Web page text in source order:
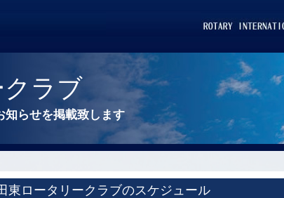
ラブ
知らせを掲載致します
東ロータリークラブのスケジュール